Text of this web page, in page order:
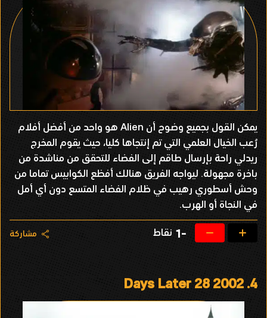
يمكن القول بجميع وضوح أن Alien هو واحد من أفضل أفلام
رُعب الخيال العلمي التي تم إنتجاها كليا، حيث يقوم المخرج
ريدلي راحة بإرسال طاقم إلى الفضاء للتحقق من مناشدة من
باخرة مجهولة. ليواجه الفريق هنالك أفظع الكوابيس تماما من
وحش أسطوري رهيب في ظلام الفضاء المتسع دون أي أمل
في النجاة أو الهرب.
-1 نقاط مشاركة
4.
2002 Days Later 28